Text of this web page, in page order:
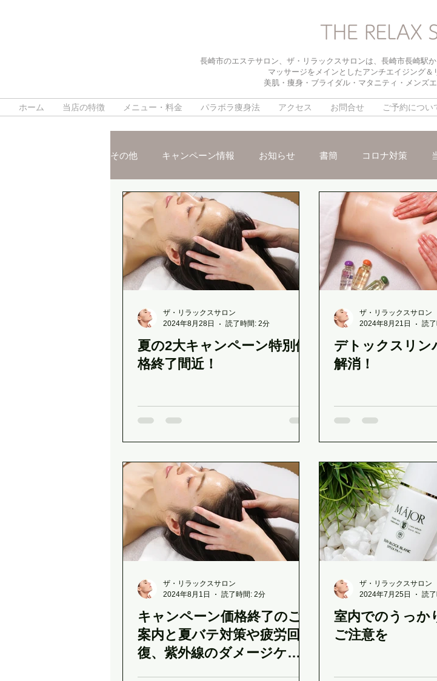
長崎市のエステサロン、ザ・リラックスサロンは、長崎市長崎駅
マッサージをメインとしたアンチエイジング＆
美肌・痩身・ブライダル・マタニティ・メンズ
ホーム 当店の特徴 メニュー・料金 パラボラ痩身法 アクセス お問合せ ご予約につい
その他 キャンペーン情報 お知らせ 書簡 コロナ対策
施術ご紹介 スタッフおススメ パイラソード ブライダル
脳疲労改善ヘッドスパ デトックスリンパマッサージ 朝活オー
MAJORクレンジングボトル 長崎市でサロンをお探しの方 母の
夏の2大キャンペーン特別価
格終了間近！
ザ・リラックスサロン
2024年8月28日
読了時間: 2分
デトックスリン
解消！
ザ・リラックスサロ
2024年8月21日
読
キャンペーン価格終了のご
案内と夏バテ対策や疲労回
復、紫外線のダメージケア
ザ・リラックスサロン
2024年8月1日
読了時間: 2分
室内でのうっか
ご注意を
ザ・リラックスサロン
2024年7月25日
読